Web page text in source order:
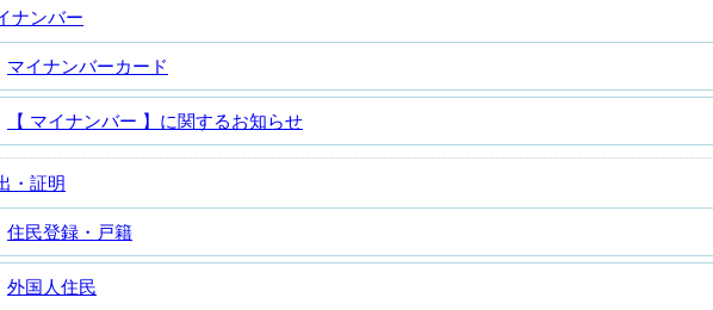
ナンバー
マイナンバーカード
【 マイナンバー 】に関するお知らせ
・証明
住民登録・戸籍
外国人住民